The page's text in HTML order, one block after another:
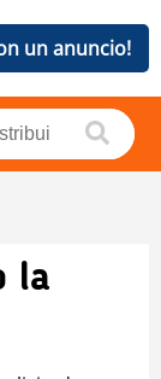
un anuncio!
la